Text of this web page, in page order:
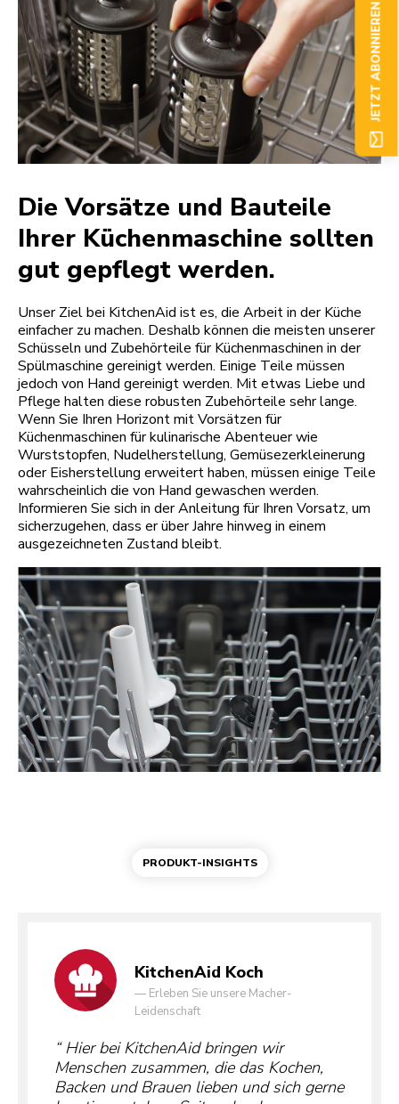
Die Vorsätze und Bauteile
Ihrer Küchenmaschine sollten
gut gepflegt werden.
Unser Ziel bei KitchenAid ist es, die Arbeit in der Küche
einfacher zu machen. Deshalb können die meisten unserer
Schüsseln und Zubehörteile für Küchenmaschinen in der
Spülmaschine gereinigt werden. Einige Teile müssen
jedoch von Hand gereinigt werden. Mit etwas Liebe und
Pflege halten diese robusten Zubehörteile sehr lange.
Wenn Sie Ihren Horizont mit Vorsätzen für
Küchenmaschinen für kulinarische Abenteuer wie
Wurststopfen, Nudelherstellung, Gemüsezerkleinerung
oder Eisherstellung erweitert haben, müssen einige Teile
wahrscheinlich die von Hand gewaschen werden.
Informieren Sie sich in der Anleitung für Ihren Vorsatz, um
sicherzugehen, dass er über Jahre hinweg in einem
ausgezeichneten Zustand bleibt.
PRODUKT-INSIGHTS
KitchenAid Koch
— Erleben Sie unsere Macher-
Leidenschaft
Hier bei KitchenAid bringen wir
Menschen zusammen, die das Kochen,
Backen und Brauen lieben und sich gerne
JETZT ABONNIEREN